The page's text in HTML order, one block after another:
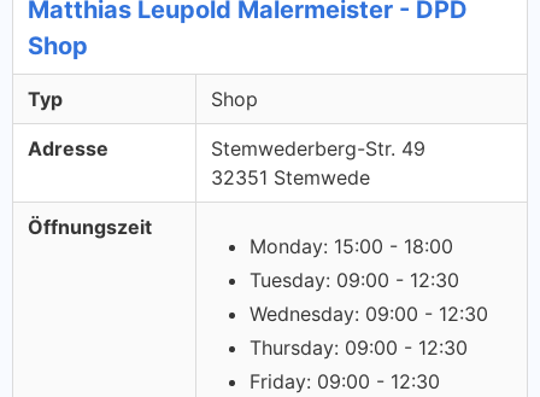
Matthias Leupold Malermeister - DPD
Shop
Typ Shop
Adresse
Stemwederberg-Str. 49
32351 Stemwede
Öffnungszeit
Monday: 15:00 - 18:00
Tuesday: 09:00 - 12:30
Wednesday: 09:00 - 12:30
Thursday: 09:00 - 12:30
Friday: 09:00 - 12:30